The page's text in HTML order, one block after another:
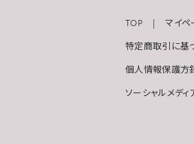
TOP マイペ
特定商取引に基
個人情報保護方
ソーシャルメディ